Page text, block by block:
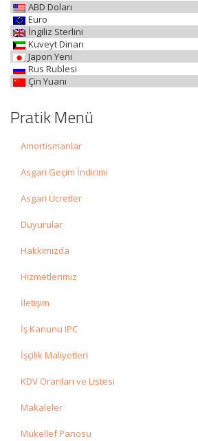
ABD Doları
Euro
İngiliz Sterlini
Kuveyt Dinarı
Japon Yeni
Rus Rublesi
Çin Yuanı
Pratik Menü
Amortismanlar
Asgari Geçim İndirimi
Asgari Ücretler
Duyurular
Hakkımızda
Hizmetlerimiz
İletişim
İş Kanunu IPC
İşçilik Maliyetleri
KDV Oranları ve Listesi
Makaleler
Mükellef Panosu